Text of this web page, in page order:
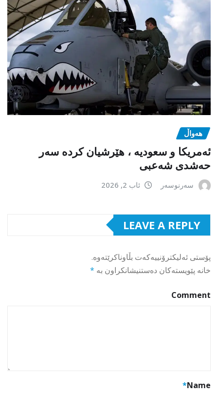
هەواڵ
ئەمریکا و سعودیە ، هێرشیان کردە سەر
حەشدی شەعبی
سەرنوسەر ئاب 2, 2026
LEAVE A REPLY
پۆستی ئەلیکترۆنییەکەت بڵاوناکرێتەوە.
خانە پێویستەکان دەستنیشانکراون بە *
Comment
Name
*